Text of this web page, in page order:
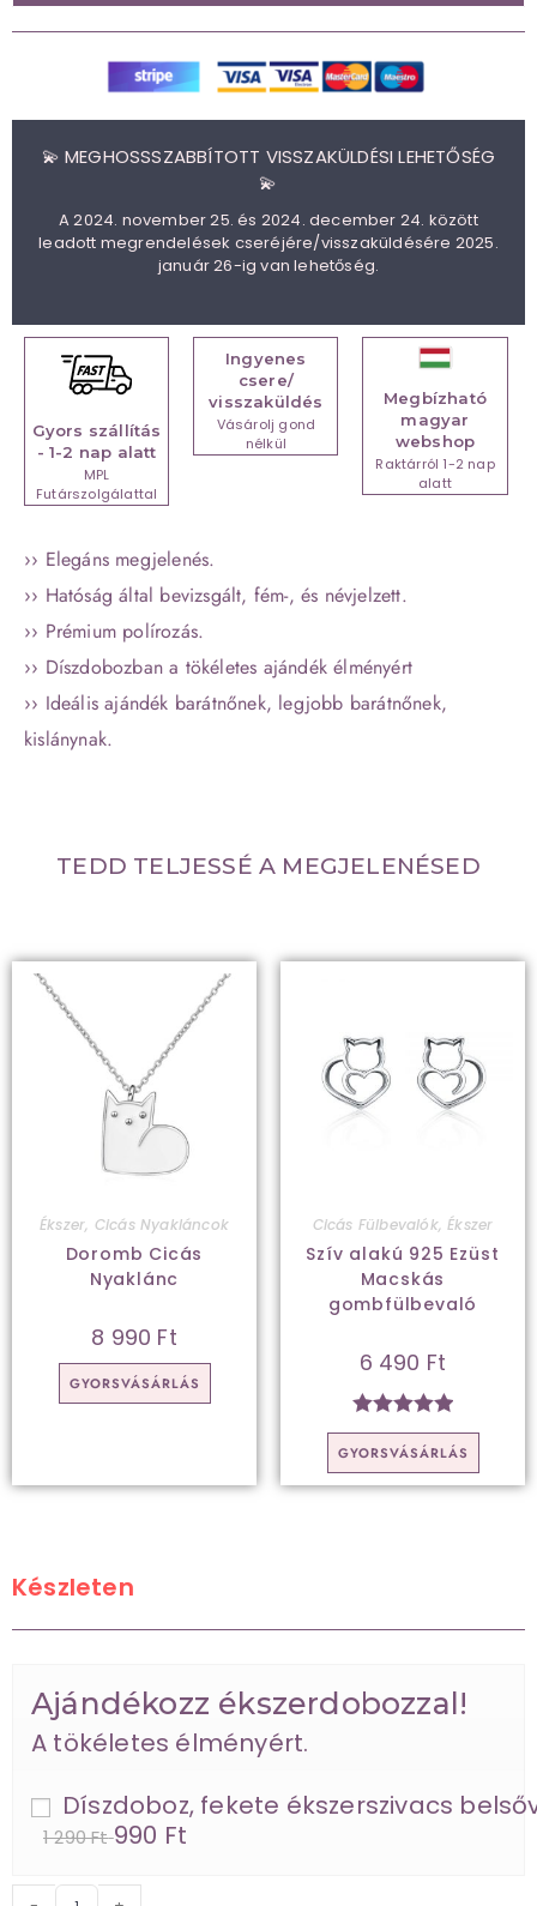
💫 MEGHOSSSZABBÍTOTT VISSZAKÜLDÉSI LEHETŐSÉG
💫
A 2024. november 25. és 2024. december 24. között
leadott megrendelések cseréjére/visszaküldésére 2025.
január 26-ig van lehetőség.
Gyors szállítás
- 1-2 nap alatt
MPL
Futárszolgálattal
Ingyenes
csere/
visszaküldés
Vásárolj gond
nélkül
Megbízható
magyar
webshop
Raktárról 1-2 nap
alatt
›› Elegáns megjelenés.
›› Hatóság által bevizsgált, fém-, és névjelzett.
›› Prémium polírozás.
›› Díszdobozban a tökéletes ajándék élményért
›› Ideális ajándék barátnőnek, legjobb barátnőnek,
kislánynak.
TEDD TELJESSÉ A MEGJELENÉSED
Ékszer, Cicás Nyakláncok
Doromb Cicás
Nyaklánc
8 990 Ft
GYORSVÁSÁRLÁS
Cicás Fülbevalók,Ékszer
Szív alakú 925 Ezüst
Macskás
gombfülbevaló
6 490 Ft
Értékelés:
5.00/ 5
GYORSVÁSÁRLÁS
Készleten
Ajándékozz ékszerdobozzal!
A tökéletes élményért.
Díszdoboz, fekete ékszerszivacs
1 290 Ft 990 Ft